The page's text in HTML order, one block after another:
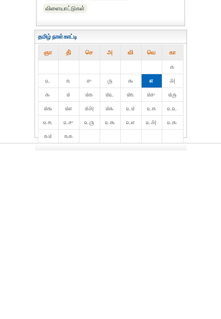
விளையாட்டுகள்
தமிழ் நாள்காட்டி
ஞா தி் செ அ வி வெ கா
௧
௨
௩ ௪ ௫ ௬ ௭
௮
௯
௰ ௰௧ ௰௨ ௰௩ ௰௪
௰௫
௰௬
௰௭ ௰௮ ௰௯ ௨௰ ௨௧
௨௨
௨௩
௨௪ ௨௫ ௨௬ ௨௭ ௨௮
௨௯
௩௰
௩௧